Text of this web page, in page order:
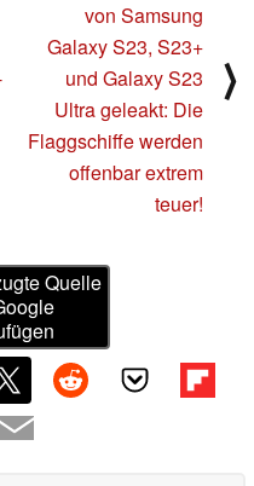
von Samsung
Galaxy S23, S23+
und Galaxy S23
Ultra geleakt: Die
Flaggschiffe werden
offenbar extrem
teuer!
⟩
Quelle